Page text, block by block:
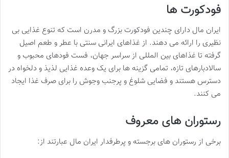
فودکورت ها
ایران مال دارای چندین فودکورت بزرگ و مدرن است که تنوع غذایی بی
نظیری را ارائه می دهند. از غذاهای ایرانی سنتی با عطر و طعم اصیل
گرفته تا غذاهای بین المللی از سراسر جهان، فست فودهای محبوب و
سالادبارهای تازه، تمامی گزینه ها برای یک وعده غذایی لذیذ و دلخواه در
دسترس هستند و فضایی شلوغ و پرجنب وجوش را برای صرف غذا ایجاد
می کنند.
رستوران های معروف
برخی از رستوران های برجسته و پرطرفدار ایران مال عبارتند از: